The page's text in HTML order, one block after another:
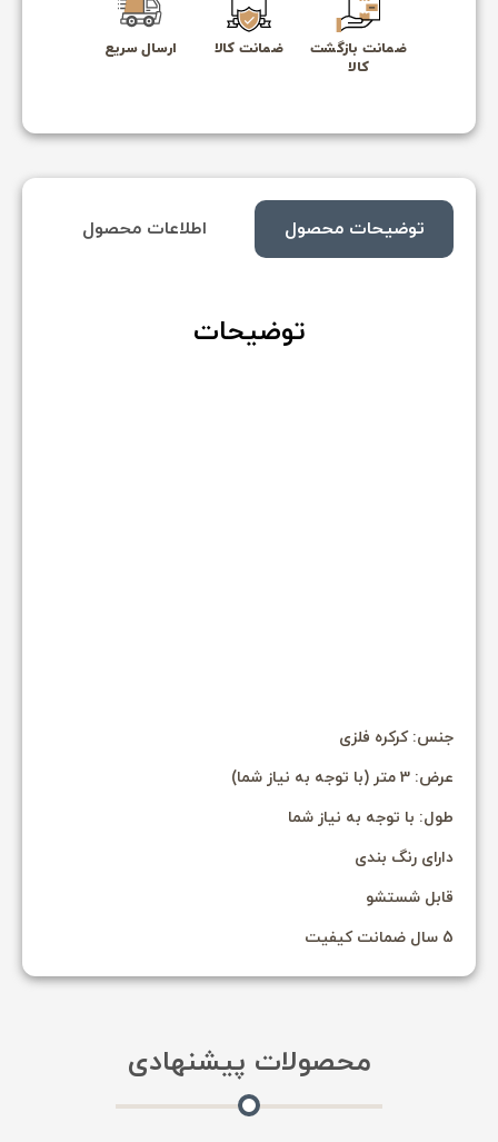
ضمانت بازگشت
کالا
ضمانت کالا ارسال سریع
توضیحات محصول اطلاعات محصول
توضیحات
جنس: کرکره فلزی
عرض: 3 متر (با توجه به نیاز شما)
طول: با توجه به نیاز شما
دارای رنگ بندی
قابل شستشو
5 سال ضمانت کیفیت
محصولات پیشنهادی